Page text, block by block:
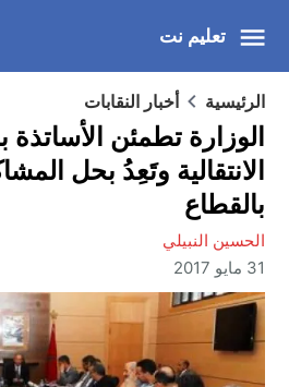
تعليم نت
الرئيسية أخبار النقابات
الوزارة تطمئن
الانتقالية وتَعِدُ بحل
بالقطاع
الحسين النبيلي
31 مايو 2017